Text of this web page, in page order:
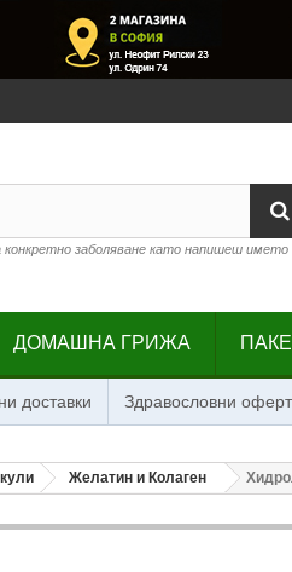
заболяване като напишеш името
ДОМАШНА ГРИЖА
доставки Здравословни
Желатин и Колаген